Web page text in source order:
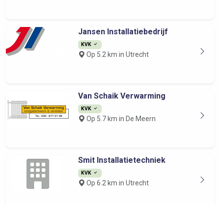
Jansen Installatiebedrijf
KVK
Op 5.2 km in Utrecht
Van Schaik Verwarming
KVK
Op 5.7 km in De Meern
Smit Installatietechniek
KVK
Op 6.2 km in Utrecht